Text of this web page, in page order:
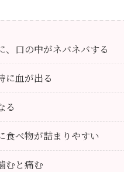
、口の中がネバネバする
に血が出る
る
食べ物が詰まりやすい
むと痛む